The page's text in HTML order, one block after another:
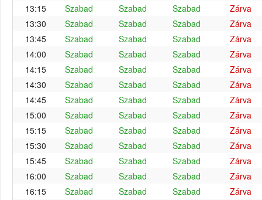
13:15
Szabad Szabad Szabad
Zárva
13:30
Szabad Szabad Szabad
Zárva
13:45
Szabad Szabad Szabad
Zárva
14:00
Szabad Szabad Szabad
Zárva
14:15
Szabad Szabad Szabad
Zárva
14:30
Szabad Szabad Szabad
Zárva
14:45
Szabad Szabad Szabad
Zárva
15:00
Szabad Szabad Szabad
Zárva
15:15
Szabad Szabad Szabad
Zárva
15:30
Szabad Szabad Szabad
Zárva
15:45
Szabad Szabad Szabad
Zárva
16:00
Szabad Szabad Szabad
Zárva
16:15
Szabad Szabad Szabad Zárva